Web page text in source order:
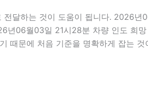
전달하는 것이 도움이 됩니다. 2026년
년06월03일 21시28분 차량 인도 희
때문에 처음 기준을 명확하게 잡는 것